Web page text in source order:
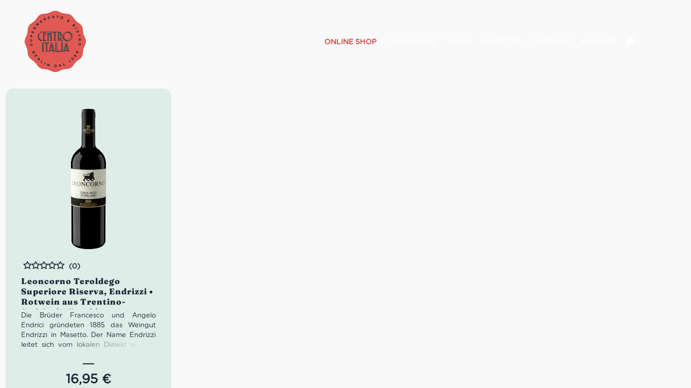
ONLINE SHOP
Leoncorno Teroldego
Superiore Riserva, Endrizzi •
Rotwein aus Trentino-
Südtirol • Teroldego
Rotaliano
Bewertet
(0)
Die Brüder Francesco und Angelo
Endrici gründeten 1885 das Weingut
Endrizzi in Masetto. Der Name Endrizzi
leitet sich vom lokalen Dialekt ab. Die
denn sie führten die französischen
Rebsorten Cabernet Sauvignon und
Merlot ein. Heute leitet Paolo Endrici
16,95 €